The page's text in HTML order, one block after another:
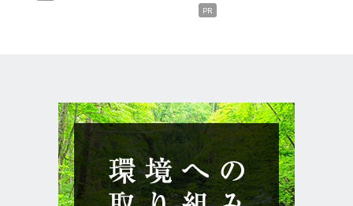
PR